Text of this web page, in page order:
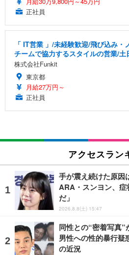
正社員
「 IT営業 」/未経験歓迎/飛び込み
チームで協力するスタイルの営業/土
株式会社Funkit
東京都
月給27万円～
正社員
アクセスラン
手が震え続けた原
ARA・スンヨン、症
だ」
2026.8.8(土) 15:47
同性との“密着写真
男性への性的暴行疑
の近況